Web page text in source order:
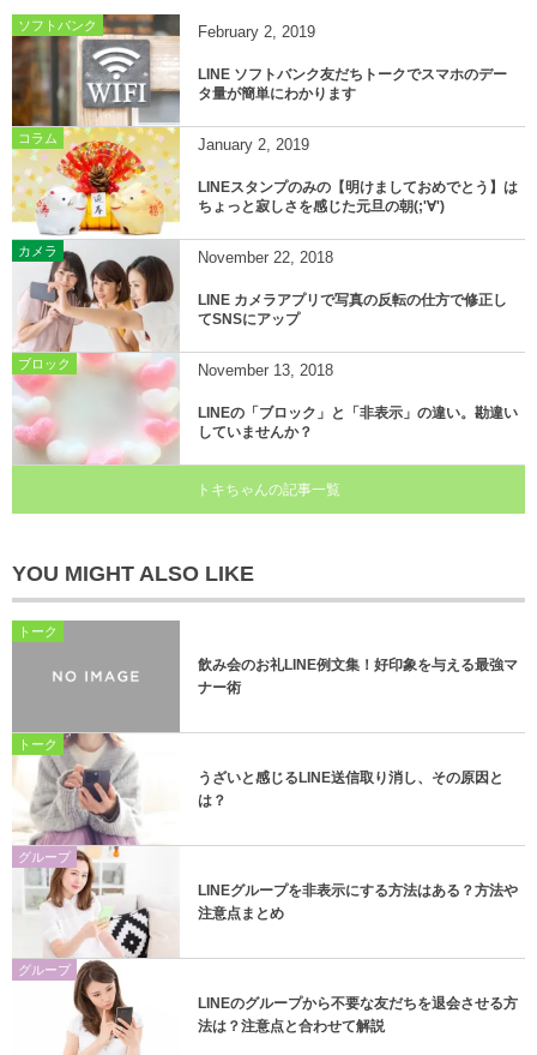
ソフトバンク February 2, 2019
LINE ソフトバンク友だちトークでスマホのデー
タ量が簡単にわかります
コラム January 2, 2019
LINEスタンプのみの【明けましておめでとう】は
ちょっと寂しさを感じた元旦の朝(;'∀')
カメラ November 22, 2018
LINE カメラアプリで写真の反転の仕方で修正し
てSNSにアップ
ブロック November 13, 2018
LINEの「ブロック」と「非表示」の違い。勘違い
していませんか？
トキちゃんの記事一覧
YOU MIGHT ALSO LIKE
トーク
飲み会のお礼LINE例文集！好印象を与える最強マ
ナー術
トーク
うざいと感じるLINE送信取り消し、その原因と
は？
グループ
LINEグループを非表示にする方法はある？方法や
注意点まとめ
グループ
LINEのグループから不要な友だちを退会させる方
法は？注意点と合わせて解説